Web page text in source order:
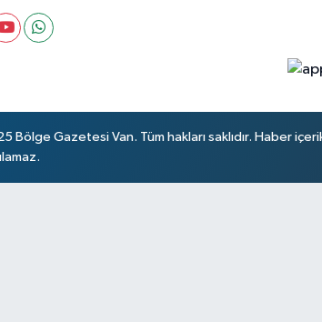
Bölge Gazetesi Van. Tüm hakları saklıdır. Haber